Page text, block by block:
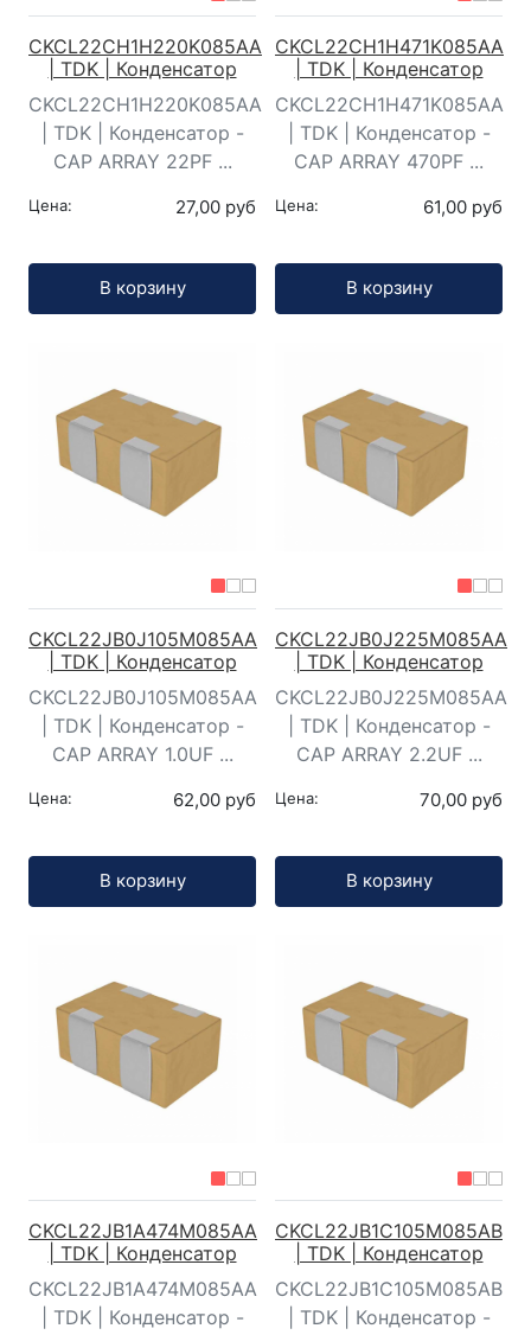
CKCL22CH1H220K085AA
| TDK | Конденсатор
CKCL22CH1H220K085AA
| TDK | Конденсатор -
CAP ARRAY 22PF ...
Цена: 27,00 руб
В корзину
CKCL22CH1H471K085AA
| TDK | Конденсатор
CKCL22CH1H471K085AA
| TDK | Конденсатор -
CAP ARRAY 470PF ...
Цена: 61,00 руб
В корзину
CKCL22JB0J105M085AA
| TDK | Конденсатор
CKCL22JB0J105M085AA
| TDK | Конденсатор -
CAP ARRAY 1.0UF ...
Цена: 62,00 руб
В корзину
CKCL22JB0J225M085AA
| TDK | Конденсатор
CKCL22JB0J225M085AA
| TDK | Конденсатор -
CAP ARRAY 2.2UF ...
Цена: 70,00 руб
В корзину
CKCL22JB1A474M085AA
| TDK | Конденсатор
CKCL22JB1A474M085AA
| TDK | Конденсатор -
CKCL22JB1C105M085AB
| TDK | Конденсатор
CKCL22JB1C105M085AB
| TDK | Конденсатор -